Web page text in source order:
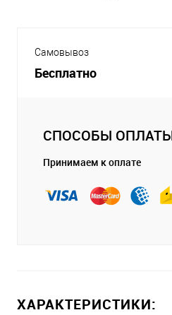
Самовывоз
Бесплатно
СПОСОБЫ
Принимаем к оплате
ХАРАКТЕРИСТИКИ: